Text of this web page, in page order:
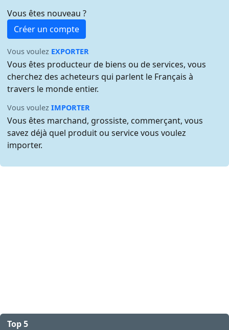
Vous êtes nouveau ?
Créer un compte
Vous voulez EXPORTER
Vous êtes producteur de biens ou de services, vous
cherchez des acheteurs qui parlent le Français à
travers le monde entier.
Vous voulezIMPORTER
Vous êtes marchand, grossiste, commerçant, vous
savez déjà quel produit ou service vous voulez
importer.
Top 5